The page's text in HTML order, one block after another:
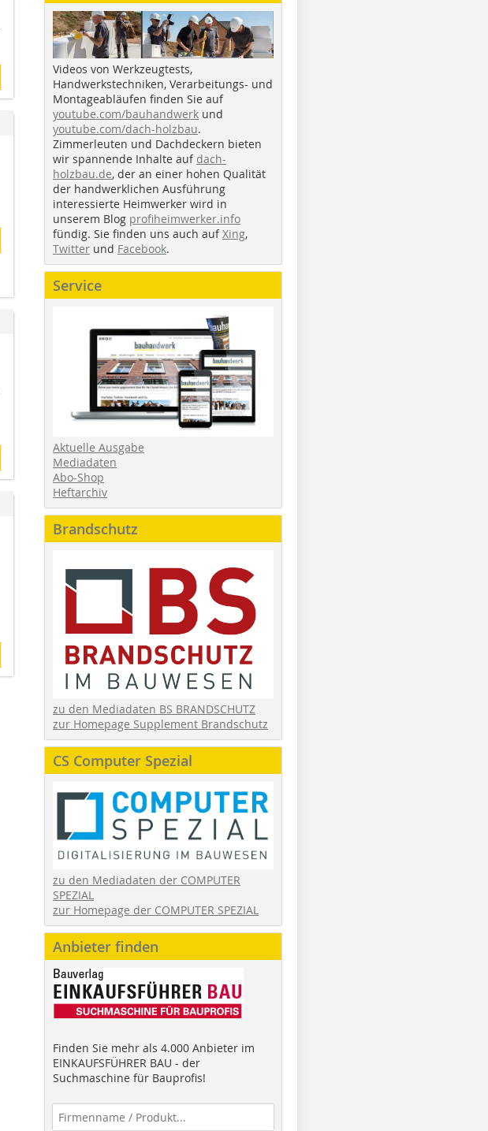
Videos von Werkzeugtests,
Handwerkstechniken, Verarbeitungs- und
Montageabläufen finden Sie auf
youtube.com/bauhandwerk und
youtube.com/dach-holzbau.
Zimmerleuten und Dachdeckern bieten
wir spannende Inhalte auf dach-
holzbau.de, der an einer hohen Qualität
der handwerklichen Ausführung
interessierte Heimwerker wird in
unserem Blog profiheimwerker.info
fündig. Sie finden uns auch aufXing,
Twitter und Facebook.
Service
Aktuelle Ausgabe
Mediadaten
Abo-Shop
Heftarchiv
Brandschutz
zu den Mediadaten BS BRANDSCHUTZ
zur Homepage Supplement Brandschutz
CS Computer Spezial
zu den Mediadaten der COMPUTER
SPEZIAL
zur Homepage der COMPUTER SPEZIAL
Anbieter finden
Finden Sie mehr als 4.000 Anbieter im
EINKAUFSFÜHRER BAU - der
Suchmaschine für Bauprofis!